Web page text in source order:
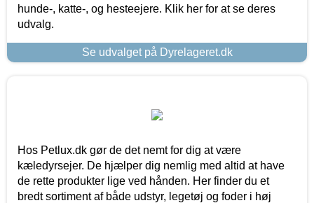
hunde-, katte-, og hesteejere. Klik her for at se deres
udvalg.
Se udvalget på Dyrelageret.dk
Hos Petlux.dk gør de det nemt for dig at være
kæledyrsejer. De hjælper dig nemlig med altid at have
de rette produkter lige ved hånden. Her finder du et
bredt sortiment af både udstyr, legetøj og foder i høj